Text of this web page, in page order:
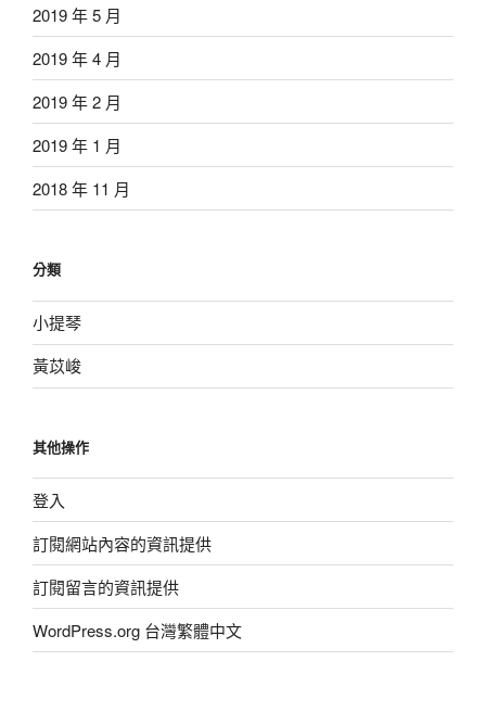
2019 年 5 月
2019 年 4 月
2019 年 2 月
2019 年 1 月
2018 年 11 月
分類
小提琴
黃苡峻
其他操作
登入
訂閱網站內容的資訊提供
訂閱留言的資訊提供
WordPress.org 台灣繁體中文